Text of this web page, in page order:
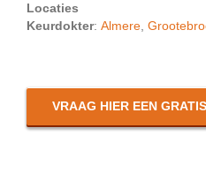
Locaties
Keurdokter: Almere,
VRAAG HIER EEN